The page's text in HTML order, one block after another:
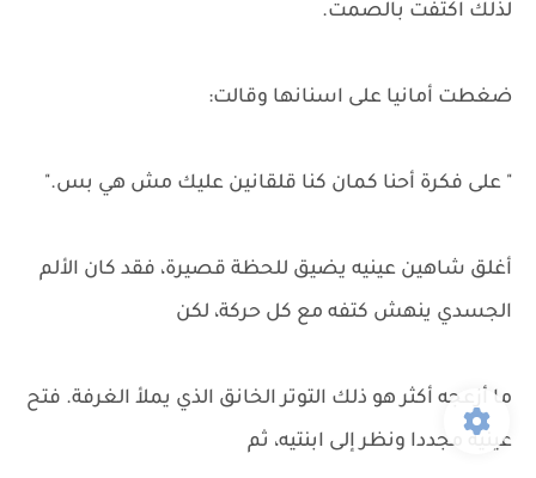
لذلك اكتفت بالصمت.
ضغطت أمانيا على اسنانها وقالت:
" على فكرة أحنا كمان كنا قلقانين عليك مش هي بس."
أغلق شاهين عينيه يضيق للحظة قصيرة، فقد كان الألم
الجسدي ينهش كتفه مع كل حركة، لكن
ما أزعجه أكثر هو ذلك التوتر الخانق الذي يملأ الغرفة. فتح
عينيه مجددا ونظر إلى ابنتيه، ثم